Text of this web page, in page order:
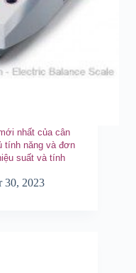
nhất của cân
tính năng và đơn
suất và tính
30, 2023